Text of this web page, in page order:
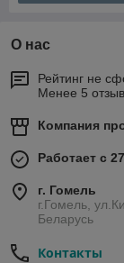
О нас
Рейтинг не
Менее 5
Компания
Работает с
г. Гомель
г.Гомель,
Беларусь
Контакты